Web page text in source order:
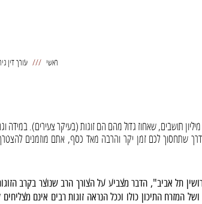
ראשי עורך דין
תושבים, שאחוז גדול מהם הם זוגות (בעיקר צעירים). במידה
שתחסוך לכם זמן יקר והרבה מאד כסף, אתם מוזמנים להצטרף
תל אביב", הדבר מצביע על הצורך הרב שנוצר בקרב
המזרח התיכון כולו וככל הנראה זוגות רבים אינם